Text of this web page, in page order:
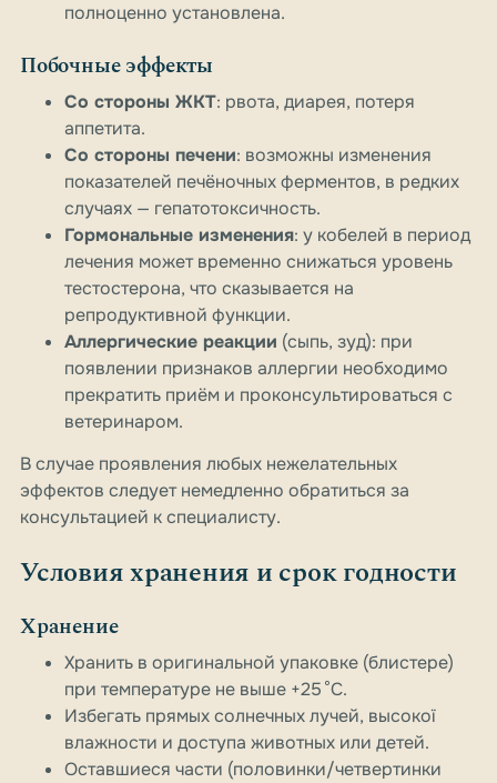
полноценно установлена.
Побочные эффекты
Со стороны ЖКТ: рвота, диарея, потеря
аппетита.
Со стороны печени: возможны изменения
показателей печёночных ферментов, в редких
случаях — гепатотоксичность.
Гормональные изменения: у кобелей в период
лечения может временно снижаться уровень
тестостерона, что сказывается на
репродуктивной функции.
Аллергические реакции (сыпь, зуд): при
появлении признаков аллергии необходимо
прекратить приём и проконсультироваться с
ветеринаром.
В случае проявления любых нежелательных
эффектов следует немедленно обратиться за
консультацией к специалисту.
Условия хранения и срок годности
Хранение
Хранить в оригинальной упаковке (блистере)
при температуре не выше +25 °C.
Избегать прямых солнечных лучей, высокої
влажности и доступа животных или детей.
Оставшиеся части (половинки/четвертинки